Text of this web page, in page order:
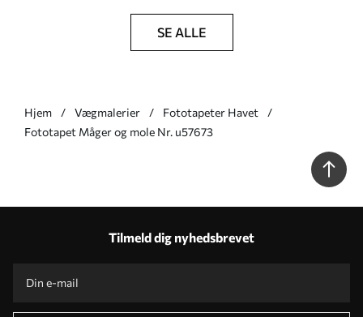
SE ALLE
Hjem Vægmalerier
Fototapeter Havet
Fototapet Måger og mole Nr. u57673
Tilmeld dig nyhedsbrevet